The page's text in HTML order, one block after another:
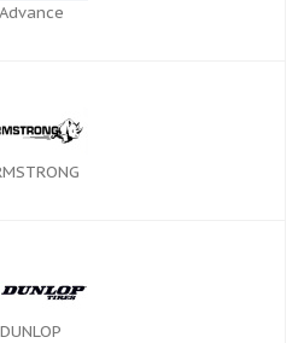
Advance
DUNLOP